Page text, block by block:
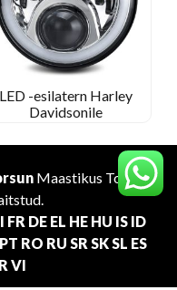
LED -esilatern Harley
Davidsonile
Maastikus Tootja.
FR DE EL HE HU IS ID
PT RO RU SR SKSL ES
VI